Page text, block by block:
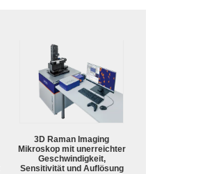
3D Raman Imaging
Mikroskop mit unerreichter
Geschwindigkeit,
Sensitivität und Auflösung